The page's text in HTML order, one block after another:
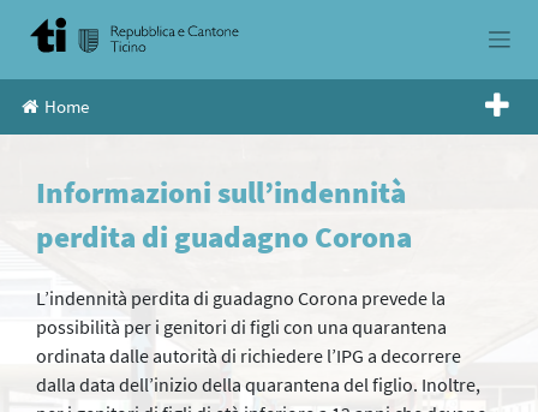
Home
Informazioni sull’indennità
perdita di guadagno Corona
L’indennità perdita di guadagno Corona prevede la
possibilità per i genitori di figli con una quarantena
ordinata dalle autorità di richiedere l’IPG a decorrere
dalla data dell’inizio della quarantena del figlio. Inoltre,